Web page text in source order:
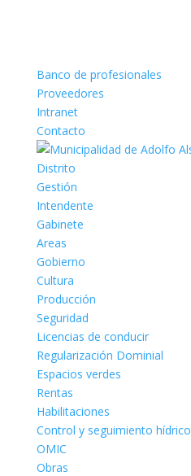
Banco de profesionales
Proveedores
Intranet
Contacto
Distrito
Gestión
Intendente
Gabinete
Areas
Gobierno
Cultura
Producción
Seguridad
Licencias de conducir
Regularización Dominial
Espacios verdes
Rentas
Habilitaciones
Control y seguimiento hídrico
OMIC
Obras